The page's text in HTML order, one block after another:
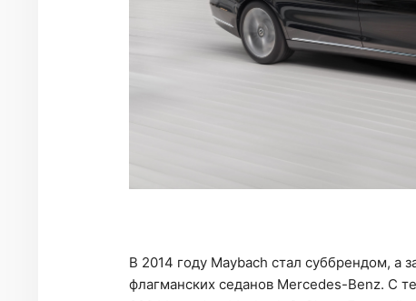
В 2014 году Maybach стал суббрендом,
флагманских седанов Mercedes-Benz. С